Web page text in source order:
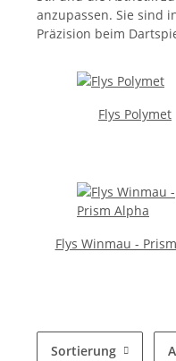
anzupassen. Sie sind
Präzision beim
Flys Polymet
Flys Winmau -
Sortierung